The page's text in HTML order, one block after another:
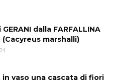
dalla FARFALLINA
marshalli)
in vaso una cascata di fiori